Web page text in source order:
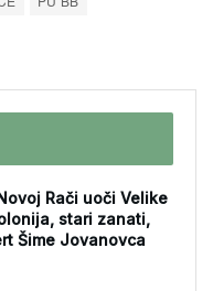
Rači uoči Velike
stari zanati,
Šime Jovanovca